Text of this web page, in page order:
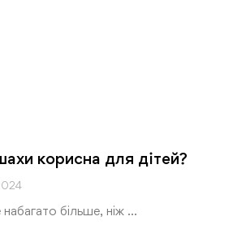
корисна для дітей?
більше, ніж …